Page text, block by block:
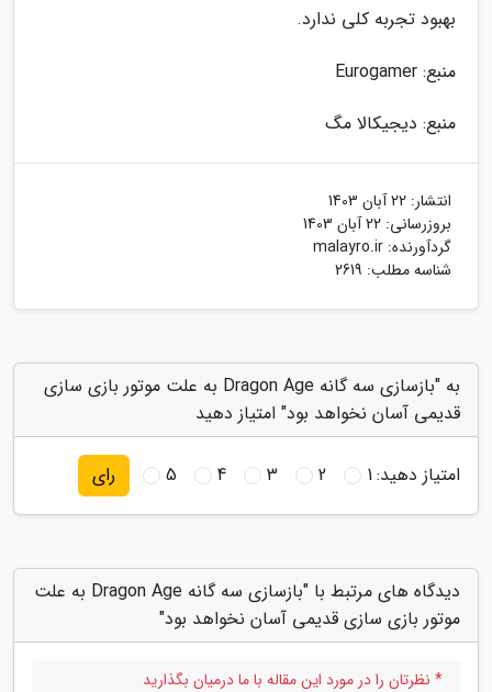
بهبود تجربه کلی ندارد.
منبع: Eurogamer
منبع: دیجیکالا مگ
انتشار: 22 آبان 1403
بروزرسانی: 22 آبان 1403
گردآورنده: malayro.ir
شناسه مطلب: 2619
به "بازسازی سه گانه Dragon Age به علت موتور بازی سازی
قدیمی آسان نخواهد بود" امتیاز دهید
امتیاز دهید:1
2
3
4
5 رای
دیدگاه های مرتبط با "بازسازی سه گانه Dragon Age به علت
موتور بازی سازی قدیمی آسان نخواهد بود"
* نظرتان را در مورد این مقاله با ما درمیان بگذارید